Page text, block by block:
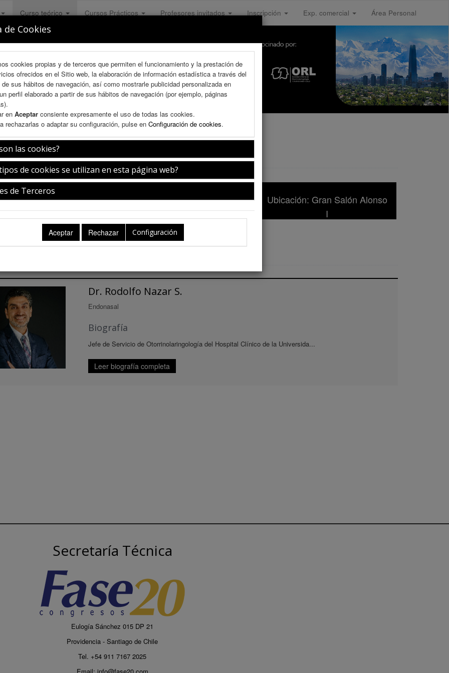
de Cookies
cookies propias y de terceros que permiten el funcionamiento y la prestación de
ofrecidos en el Sitio web, la elaboración de información estadística a través del
sus hábitos de navegación, así como mostrarle publicidad personalizada en
perfil elaborado a partir de sus hábitos de navegación (por ejemplo, páginas
en Aceptar consiente expresamente el uso de todas las cookies.
rechazarlas o adaptar su configuración, pulse en Configuración de cookies.
las cookies?
de cookies se utilizan en esta página web?
de Terceros
Configuración
Curso teórico Cursos Prácticos Profesores invitados Inscripción Exp. comercial Área Personal
VIII Curso Endonasal
Jueves 9 de julio 08:20-08:30h.
Ubicación: Gran Salón Alonso
I
Dr. Rodolfo Nazar S.
Endonasal
Biografía
Jefe de Servicio de Otorrinolaringología del Hospital Clínico de la Universida...
Leer biografía completa
Secretaría Técnica
Eulogía Sánchez 015 DP 21
Providencia - Santiago de Chile
Tel. +54 911 7167 2025